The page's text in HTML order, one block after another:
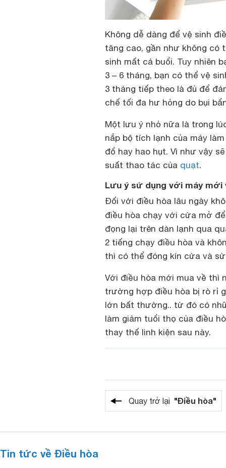
Không dễ dàng để vệ sinh
tăng cao, gần như không có
sinh mất cả buổi. Tuy nhiên
3 – 6 tháng, bạn có thể vệ
3 tháng tiếp theo là đủ để
chế tối đa hư hỏng do bụi
Một lưu ý nhỏ nữa là trong
nắp bộ tích lạnh của máy
đổ hay hao hụt. Vì như vậy
suất thao tác của quạt.
Lưu ý sử dụng với máy mới
Đối với điều hòa lâu ngày
điều hòa chạy với cửa mở
đọng lại trên dàn lạnh qua
2 tiếng chạy điều hòa và
thì có thể đóng kín cửa và
Với điều hòa mới mua về thì
trường hợp điều hòa bị rò rỉ
lớn bất thường.. từ đó có
làm giảm tuổi thọ của điều
thay thế linh kiện sau này.
Quay trở lại "Điều hòa"
Tin tức về Điều hòa